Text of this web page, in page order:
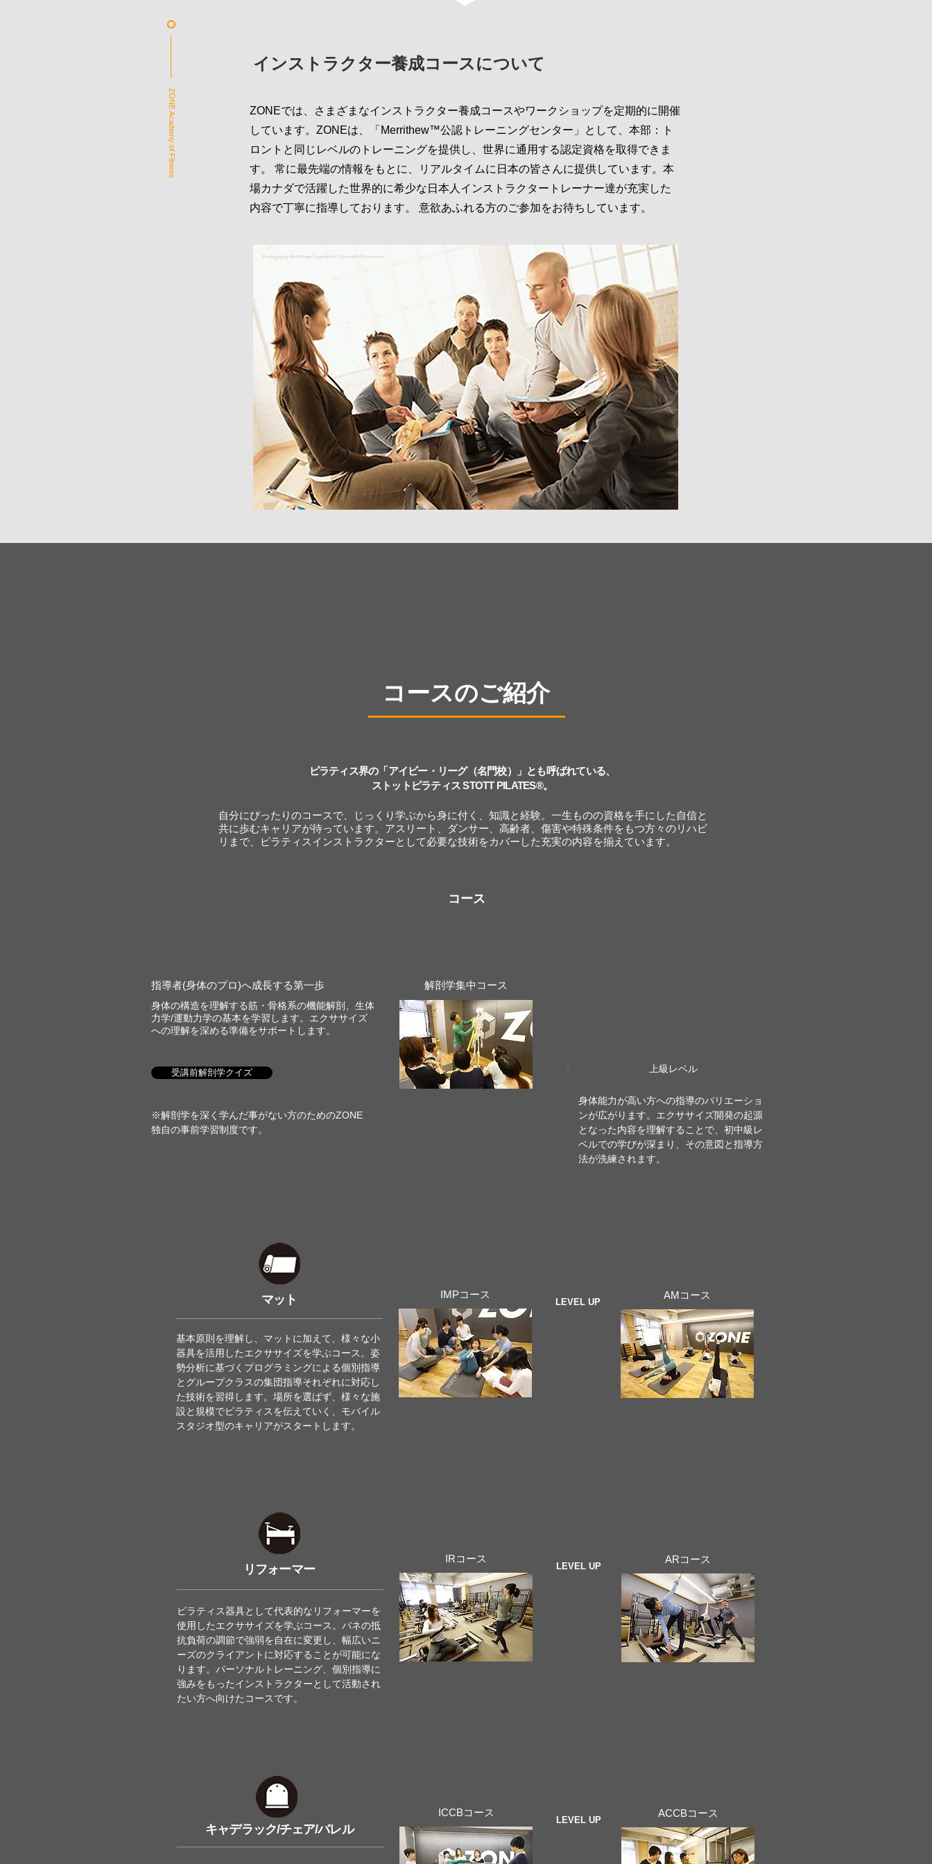
コースのご紹介
ピラティス界の「アイビー・リーグ（名門校）」とも呼ばれている、
ストットピラティス STOTT PILATES®。
自分にぴったりのコースで、じっくり学ぶから身に付く、知識と経験。一生ものの資格を手にした自信と
共に歩むキャリアが待っています。アスリート、ダンサー、高齢者、傷害や特殊条件をもつ方々のリハビ
リまで、ピラティスインストラクターとして必要な技術をカバーした充実の内容を揃えています。
コース
指導者(身体のプロ)へ成長する第一歩
身体の構造を理解する筋・骨格系の機能解剖、生体
力学/運動力学の基本を学習します。エクササイズ
への理解を深める準備をサポートします。
受講前解剖学クイズ
※解剖学を深く学んだ事がない方のためのZONE
独自の事前学習制度です。
解剖学集中コース
上級レベル
身体能力が高い方への指導のバリエーショ
ンが広がります。エクササイズ開発の起源
となった内容を理解することで、初中級レ
ベルでの学びが深まり、その意図と指導方
法が洗練されます。
マット
基本原則を理解し、マットに加えて、様々な小
器具を活用したエクササイズを学ぶコース。姿
勢分析に基づくプログラミングによる個別指導
とグループクラスの集団指導それぞれに対応し
た技術を習得します。場所を選ばず、様々な施
設と規模でピラティスを伝えていく、モバイル
スタジオ型のキャリアがスタートします。
IMPコース
LEVEL UP
AMコース
リフォーマー
ピラティス器具として代表的なリフォーマーを
使用したエクササイズを学ぶコース。バネの抵
抗負荷の調節で強弱を自在に変更し、幅広いニ
ーズのクライアントに対応することが可能にな
ります。パーソナルトレーニング、個別指導に
強みをもったインストラクターとして活動され
たい方へ向けたコースです。
IRコース
LEVEL UP
ARコース
キャデラック/チェア/バレル
ICCBコース
LEVEL UP
ACCBコース
インストラクター養成コースについて
ZONE Academy of Fitness
ZONEでは、さまざまなインストラクター養成コースやワークショップを定期的に開催
しています。ZONEは、「Merrithew™公認トレーニングセンター」として、本部：ト
ロントと同じレベルのトレーニングを提供し、世界に通用する認定資格を取得できま
す。 常に最先端の情報をもとに、リアルタイムに日本の皆さんに提供しています。本
場カナダで活躍した世界的に希少な日本人インストラクタートレーナー達が充実した
内容で丁寧に指導しております。 意欲あふれる方のご参加をお待ちしています。